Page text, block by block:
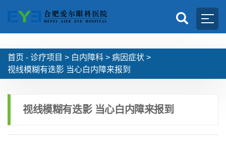
首页 - 诊疗项目 > 白内障科 > 病因症状 >
视线模糊有迭影 当心白内障来报到
视线模糊有迭影 当心白内障来报到